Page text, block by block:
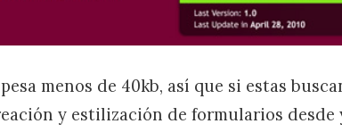
menos de 40kb, así que si estas
y estilización de formularios desde